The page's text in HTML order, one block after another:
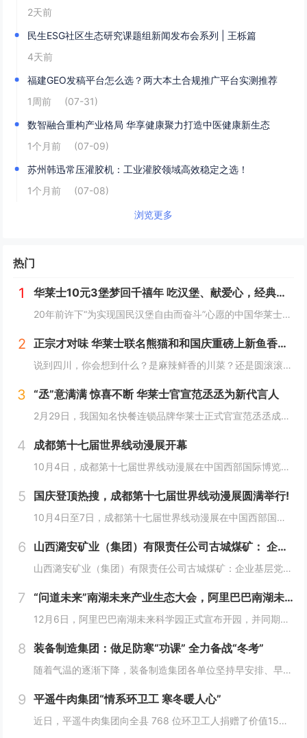
2天前
民生ESG社区生态研究课题组新闻发布会系列 | 王栎篇
4天前
福建GEO发稿平台怎么选？两大本土合规推广平台实测推荐
1周前
(07-31)
数智融合重构产业格局 华享健康聚力打造中医健康新生态
1个月前
(07-09)
苏州韩迅常压灌胶机：工业灌胶领域高效稳定之选！
1个月前
(07-08)
浏览更多
热门
1 华莱士10元3堡梦回千禧年 吃汉堡、献爱心，经典好滋味回馈社会
20年前许下“为实现国民汉堡自由而奋斗”心愿的中国华莱士可能没有想到，2024年华莱士汉堡价格居然“卷”出了首店开业的价格！9月1日，“2024华华汉堡节”正式开启，而此次汉堡节，华莱士也是下了“血本”来回馈「华门信徒」，10块钱就能吃到3...
2 正宗才对味 华莱士联名熊猫和和国庆重磅上新鱼香肉丝鸡腿堡
说到四川，你会想到什么？是麻辣鲜香的川菜？还是圆滚滚可爱的国宝“胖达”？华莱士寻味中国系列终于来到了川蜀之地，与央视动漫熊猫和和联名，9月20日重磅上新华莱士川蜀鱼香肉丝风味鸡腿堡，从舌尖出发，探寻川蜀美食的“灵魂”。中国华莱士一直秉承着传...
3 “丞”意满满 惊喜不断 华莱士官宣范丞丞为新代言人
2月29日，我国知名快餐连锁品牌华莱士正式官宣范丞丞成为中国华莱士的品牌代言人。配合官宣，华莱士携手范丞丞发布了全新的品牌TVC，还为范丞丞的粉丝们量身定制了“丞意满满”的惊喜，与范丞丞共同开启创意十足的“春日之旅”。“丞”至金开，共掀美食...
4 成都第十七届世界线动漫展开幕
10月4日，成都第十七届世界线动漫展在中国西部国际博览城开幕。本届展会以“逐浪追风，记秋航行”为主题，涵盖品牌展商互动、主题游戏体验、沉浸主题摄影、声优大赛、电竞比赛、嘉宾签售、主题巡游和IP周边销售等核心内容。展会服务继续升级！成都第十七...
5 国庆登顶热搜，成都第十七届世界线动漫展圆满举行!
10月4日至7日，成都第十七届世界线动漫展在中国西部国际博览城成功举行。世界线动漫展是成都本土市场孕育的动漫展会，凭借独特的游戏体验和品牌展商互动内容，在年轻二次元人群好评如潮，成为了西部地区受众人数最多、规模最大的动漫展会。成都第十七届世...
6 山西潞安矿业（集团）有限责任公司古城煤矿： 企业基层党组织如何围绕中心工作发挥宣传赋能作用
山西潞安矿业（集团）有限责任公司古城煤矿：企业基层党组织如何围绕中心工作发挥宣传赋能作用 习近平总书记指出，做好新形势下宣传思想工作，必须自觉承担起举旗帜、聚民心、育新人、兴文化、展形象的使命任务，这为国企做好宣传思想工作提供了根...
7 “问道未来”南湖未来产业生态大会，阿里巴巴南湖未来科学园正式宣布开园
12月6日，阿里巴巴南湖未来科学园正式宣布开园，并同期举办了“问道未来——南湖未来产业生态大会”。此次活动中，由阿里巴巴达摩院主导的湖畔实验室、中国科学院院士叶志镇团队、西湖大学裴端卿教授实验室等共计106家科技创新企业及实验室正式入驻并举...
8 装备制造集团：做足防寒“功课” 全力备战“冬考”
随着气温的逐渐下降，装备制造集团各单位坚持早安排、早准备、早落实，超前部署、多措并举做好防冻保暖工作，全力保障冬季生产安全稳定运行。“报告值班长，井口热风机组经过全面检修维护，昨天进行了试运转，一切正常。”寺河煤矿二号井机电运行工区班前会上...
9 平遥牛肉集团“情系环卫工 寒冬暖人心”
近日，平遥牛肉集团向全县 768 位环卫工人捐赠了价值15万余元的保暖衣和保温杯。这一善举主要源于对环卫工人辛勤付出的由衷敬意。他们每日穿梭在平遥的大街小巷，无畏寒暑，为城市的整洁默默奉献，这种精神深深触动了平遥牛肉集团...